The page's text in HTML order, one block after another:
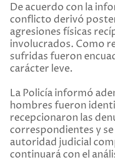
De acuerdo con la
conflicto derivó
agresiones físicas
involucrados. Como
sufridas fueron
carácter leve.
La Policía informó
hombres fueron
recepcionaron las
correspondientes y
autoridad judicial
continuará con el